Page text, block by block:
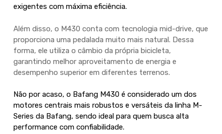
exigentes com máxima eficiência.
Além disso, o M430 conta com tecnologia mid-drive, que
proporciona uma pedalada muito mais natural. Dessa
forma, ele utiliza o câmbio da própria bicicleta,
garantindo melhor aproveitamento de energia e
desempenho superior em diferentes terrenos.
Não por acaso, o Bafang M430 é considerado um dos
motores centrais mais robustos e versáteis da linha M-
Series da Bafang, sendo ideal para quem busca alta
performance com confiabilidade.